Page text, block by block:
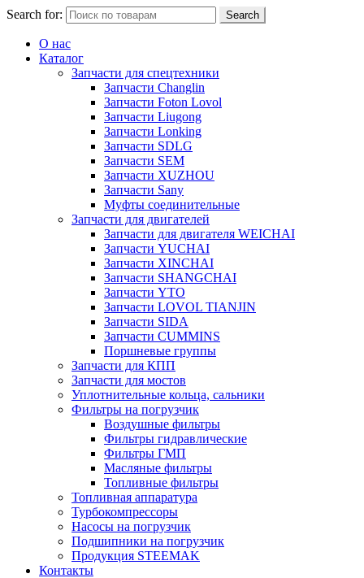
Search for: Search
О нас
Каталог
Запчасти для спецтехники
Запчасти Changlin
Запчасти Foton Lovol
Запчасти Liugong
Запчасти Lonking
Запчасти SDLG
Запчасти SEM
Запчасти XUZHOU
Запчасти Sany
Муфты соединительные
Запчасти для двигателей
Запчасти для двигателя WEICHAI
Запчасти YUCHAI
Запчасти XINCHAI
Запчасти SHANGCHAI
Запчасти YTO
Запчасти LOVOL TIANJIN
Запчасти SIDA
Запчасти CUMMINS
Поршневые группы
Запчасти для КПП
Запчасти для мостов
Уплотнительные кольца, сальники
Фильтры на погрузчик
Воздушные фильтры
Фильтры гидравлические
Фильтры ГМП
Масляные фильтры
Топливные фильтры
Топливная аппаратура
Турбокомпрессоры
Насосы на погрузчик
Подшипники на погрузчик
Продукция STEEMAK
Контакты